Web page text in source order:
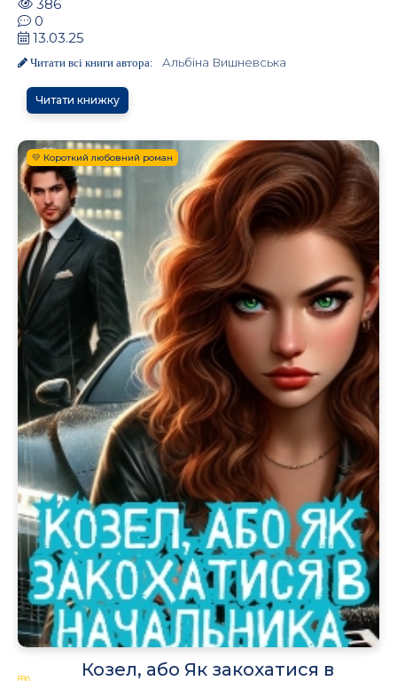
386
0
13.03.25
Читати всі книги автора: Альбіна Вишневська
Читати книжку
💛 Короткий любовний роман
Козел, або Як закохатися в